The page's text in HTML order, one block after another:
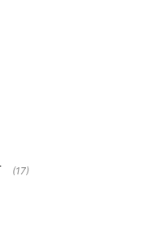
(17)